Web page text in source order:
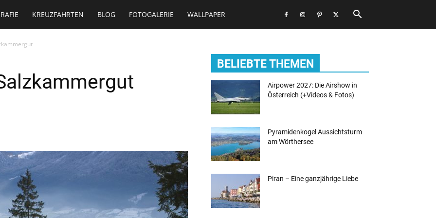
KREUZFAHRTEN BLOG FOTOGALERIE WALLPAPER
BELIEBTE THEMEN
Airpower 2027: Die Airshow in
Österreich (+Videos & Fotos)
Pyramidenkogel Aussichtsturm
am Wörthersee
Piran – Eine ganzjährige Liebe